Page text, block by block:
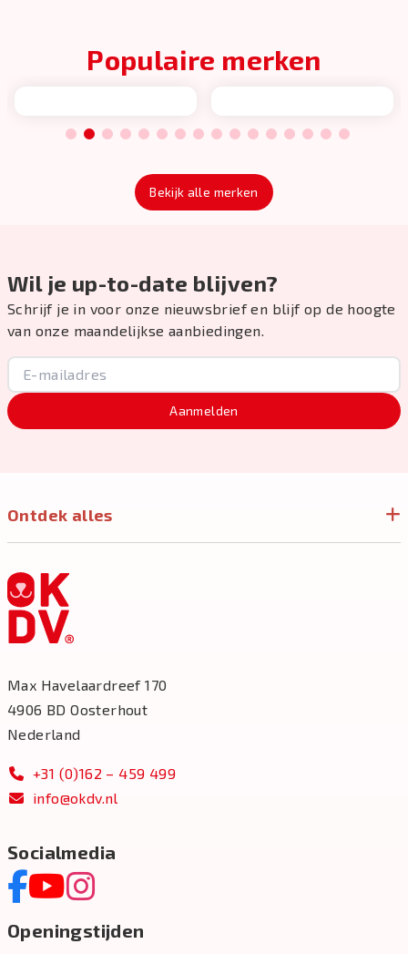
Populaire merken
1 2 3 4 5 6 7 8 9 10 11 12 13 14 15 16
Bekijk alle merken
Wil je up-to-date blijven?
Schrijf je in voor onze nieuwsbrief en blijf op de hoogte
van onze maandelijkse aanbiedingen.
Aanmelden
Ontdek alles
Max Havelaardreef 170
4906 BD Oosterhout
Nederland
+31 (0)162 – 459 499
info@okdv.nl
Socialmedia
Openingstijden